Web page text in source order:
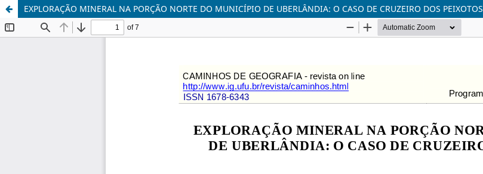
EXPLORAÇÃO MINERAL NA PORÇÃO NORTE DO MUNICÍPIO DE UBERLÂNDIA: O CASO DE CRUZEIRO DOS PEIXOTOS